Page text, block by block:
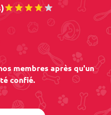
membres après qu'un
confié.